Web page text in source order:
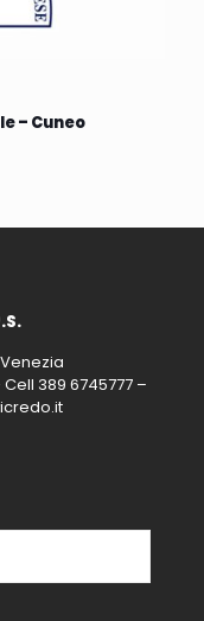
– Cuneo
389 6745777 –